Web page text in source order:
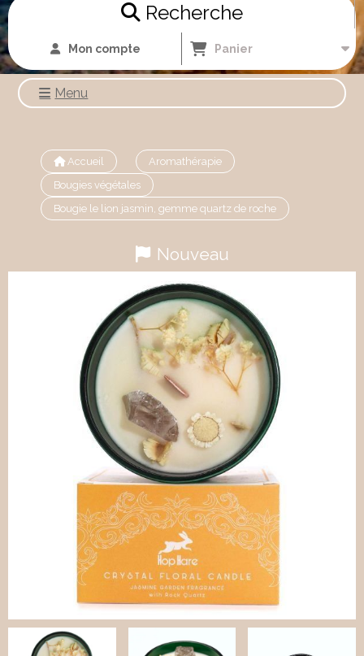
Recherche
Mon compte Panier
Menu
Accueil
Aromathérapie
Bougies végétales
Bougie le lion jasmin, gemme quartz de roche
Nouveau